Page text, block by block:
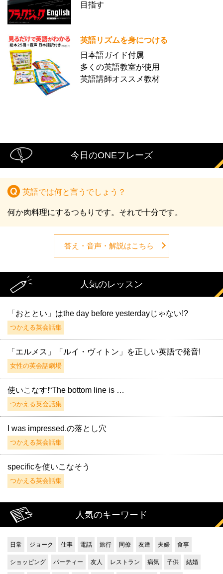
目指す
英語リズムを身につける
日本語ガイド付属
多くの英語教室が使用
英語講師オススメ教材
今日のONEフレーズ
英語では何と言うでしょう？
何か肉料理にするつもりです。それで十分です。
答え・音声・解説はこちら
人気のレッスン
「おととい」はthe day before yesterdayじゃない!?
つかえる英会話集
「エルメス」「ルイ・ヴィトン」を正しい英語で発音!
女性の英会話劇場
使いこなす!“The bottom line is …
つかえる英会話集
I was impressed.の落とし穴
つかえる英会話集
specificを使いこなそう
つかえる英会話集
人気のキーワード
日常 ジョーク 仕事 電話 旅行 同僚 友達 夫婦 食事
ショッピング パーティー 友人 レストラン 病気 子供 結婚